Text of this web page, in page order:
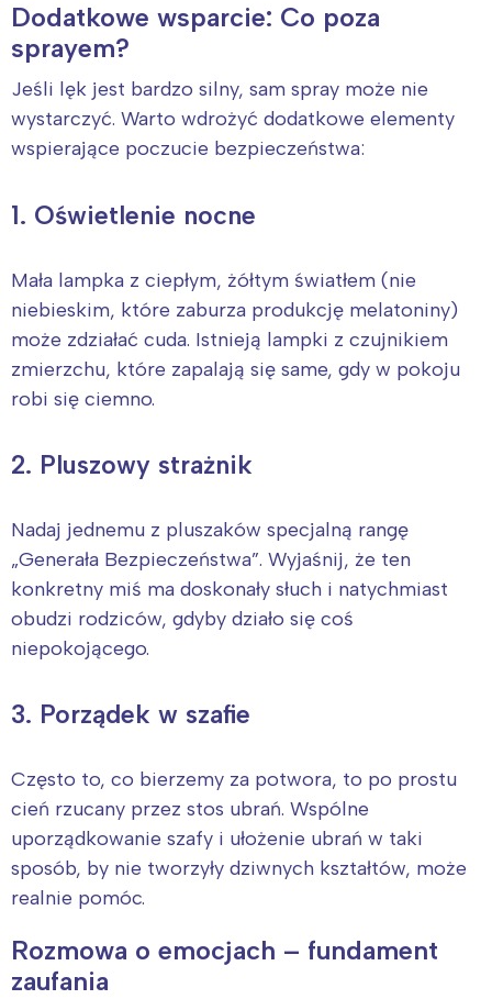
Dodatkowe wsparcie: Co poza
sprayem?
Jeśli lęk jest bardzo silny, sam spray może nie
wystarczyć. Warto wdrożyć dodatkowe elementy
wspierające poczucie bezpieczeństwa:
1. Oświetlenie nocne
Mała lampka z ciepłym, żółtym światłem (nie
niebieskim, które zaburza produkcję melatoniny)
może zdziałać cuda. Istnieją lampki z czujnikiem
zmierzchu, które zapalają się same, gdy w pokoju
robi się ciemno.
2. Pluszowy strażnik
Nadaj jednemu z pluszaków specjalną rangę
„Generała Bezpieczeństwa”. Wyjaśnij, że ten
konkretny miś ma doskonały słuch i natychmiast
obudzi rodziców, gdyby działo się coś
niepokojącego.
3. Porządek w szafie
Często to, co bierzemy za potwora, to po prostu
cień rzucany przez stos ubrań. Wspólne
uporządkowanie szafy i ułożenie ubrań w taki
sposób, by nie tworzyły dziwnych kształtów, może
realnie pomóc.
Rozmowa o emocjach – fundament
zaufania
Interesują mnie wydarzenia z
Łódź
Trójmiasto
Poznań
Wrocław
Kraków
Południe
Północ
Wszystkie
Wybieram